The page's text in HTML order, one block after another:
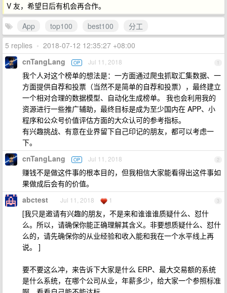
V 友，希望日后有机会再合作。
App
top100 best100
分工
5 replies • 2018-07-12 12:35:27 +08:00
1
cnTangLang OP Jul 11, 2018
我个人对这个榜单的想法是：一方面通过爬虫抓取汇集数据、一
方面提供自荐和投票（当然不是简单的自荐和投票），最终建立
一个相对合理的数据模型、自动化生成榜单。 我也会利用我的
资源进行一些推广辅助，最终目标是成为至少国内在 APP、小
程序和公众号价值评估方面的大众认可的参考指标。
有兴趣挑战、有意在业界留下自己印记的朋友，都可以考虑一
下。
2
cnTangLang OP Jul 11, 2018
赚钱不是做这件事的根本目的，但我相信大家能看得出这件事如
果做成后会有的价值。
3
abctest Jul 11, 2018 1
[我只是邀请有兴趣的朋友，不是来和谁谁谁质疑什么、怼什
么。所以，请确保你能正确理解其含义。非要想质疑什么、怼什
么的，请先确保你的从业经验和收入能和我在一个水平线上再
说。 ]
要不要这么冲，来告诉下大家是什么 ERP、最大交易额的系统
是什么系统，在哪个公司从业，年薪多少，给大家一个参照标准